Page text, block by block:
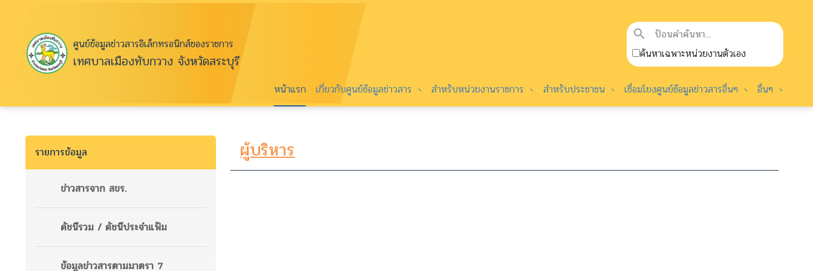
ศูนย์ข้อมูลข่าวสารอิเล็กทรอนิกส์ของราชการ
เทศบาลเมืองทับกวาง จังหวัดสระบุรี
search
ค้นหาเฉพาะหน่วยงานตัวเอง
หน้าแรก เกี่ยวกับศูนย์ข้อมูลข่าวสาร สำหรับหน่วยงานราชการ สำหรับประชาชน เชื่อมโยงศูนย์ข้อมูลข่าวสารอื่นๆ อื่นๆ
รายการข้อมูล
ข่าวสารจาก สขร.
ดัชนีรวม / ดัชนีประจำแฟ้ม
ข้อมูลข่าวสารตามมาตรา 7
ผู้บริหาร